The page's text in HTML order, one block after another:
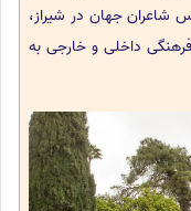
1389 و در اجلاس شاعران جهان در شیراز،
داخلی و خارجی به‌